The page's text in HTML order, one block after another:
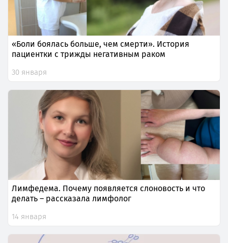
«Боли боялась больше, чем смерти». История
пациентки с трижды негативным раком
30 января
Лимфедема. Почему появляется слоновость и что
делать – рассказала лимфолог
14 января